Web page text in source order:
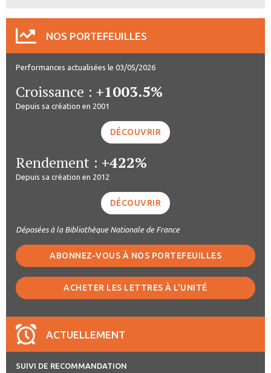
NOS PORTEFEUILLES
Performances actualisées le 03/05/2026
Croissance : +1003.5%
Depuis sa création en 2001
DÉCOUVRIR
Rendement : +422%
Depuis sa création en 2012
DÉCOUVRIR
Déposées à la Bibliothèque Nationale de France
ABONNEZ-VOUS À NOS PORTEFEUILLES
ACHETER LES LETTRES À L'UNITÉ
ACTUELLEMENT
SUIVI DE RECOMMANDATION